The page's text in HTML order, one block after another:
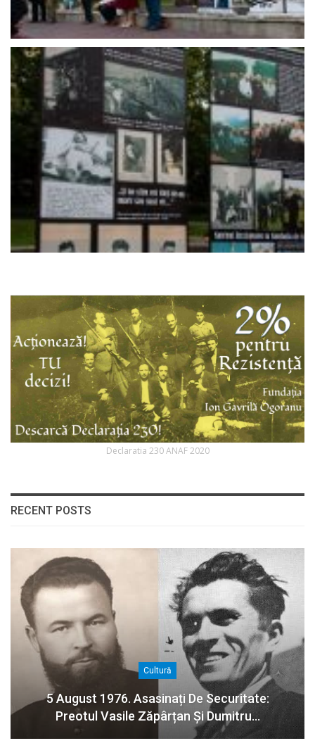
Declaratia 230 ANAF 2020
RECENT POSTS
Cultură
5 August 1976. Asasinați De Securitate:
Preotul Vasile Zăpârțan Și Dumitru…